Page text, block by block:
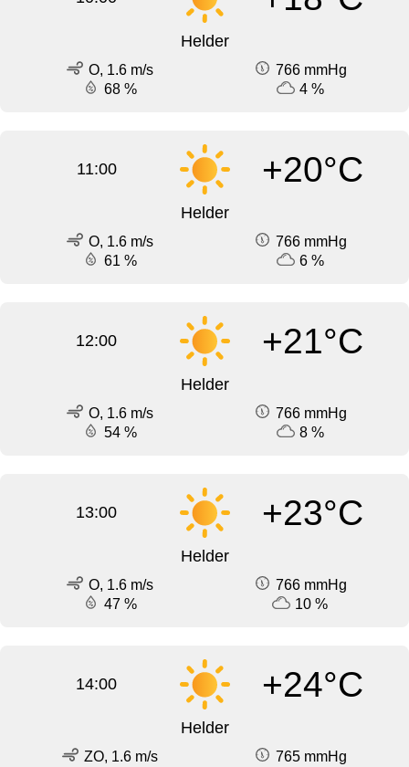
Helder
O, 1.6 m/s
766 mmHg
68 %
4 %
11:00 +20°C
Helder
O, 1.6 m/s
766 mmHg
61 %
6 %
12:00 +21°C
Helder
O, 1.6 m/s
766 mmHg
54 %
8 %
13:00 +23°C
Helder
O, 1.6 m/s
766 mmHg
47 %
10 %
14:00 +24°C
Helder
ZO, 1.6 m/s
765 mmHg